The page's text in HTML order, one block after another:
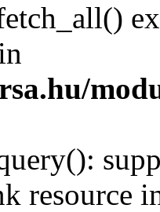
resource